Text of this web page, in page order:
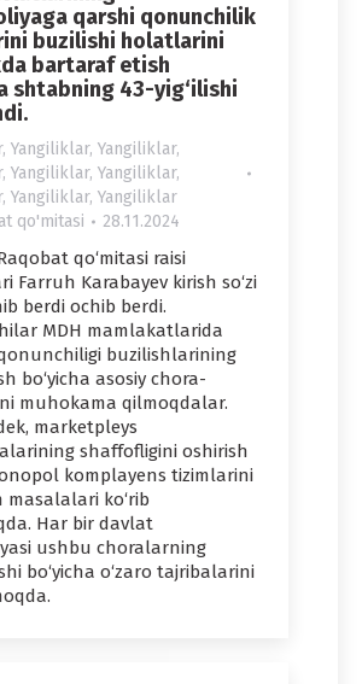
qarshi qonunchilik
buzilishi holatlarini
bartaraf etish
shtabning 43-yig‘ilishi
, Yangiliklar, Yangiliklar,
, Yangiliklar, Yangiliklar,
, Yangiliklar, Yangiliklar
qo'mitasi 28.11.2024
qo‘mitasi raisi
Farruh Karabayev kirish so‘zi
berdi ochib berdi.
MDH mamlakatlarida
buzilishlarining
bo‘yicha asosiy chora-
muhokama qilmoqdalar.
marketpleys
shaffofligini oshirish
komplayens tizimlarini
masalalari ko‘rib
Har bir davlat
ushbu choralarning
bo‘yicha o‘zaro tajribalarini